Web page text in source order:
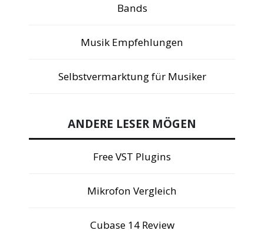
Bands
Musik Empfehlungen
Selbstvermarktung für Musiker
ANDERE LESER MÖGEN
Free VST Plugins
Mikrofon Vergleich
Cubase 14 Review